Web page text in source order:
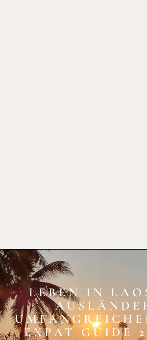
LEBEN IN
EXPAT GUIDE